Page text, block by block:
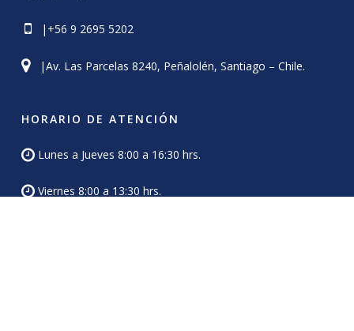
|+56 9 2695 5202
|Av. Las Parcelas 8240, Peñalolén, Santiago – Chile.
HORARIO DE ATENCIÓN
Lunes a Jueves 8:00 a 16:30 hrs.
Viernes 8:00 a 13:30 hrs.